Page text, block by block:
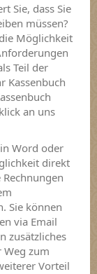
Sie, dass Sie
müssen?
Möglichkeit
Teil der
Kassenbuch
an uns
Word oder
direkt
Sie können
via Email
zusätzliches
zum
Vorteil